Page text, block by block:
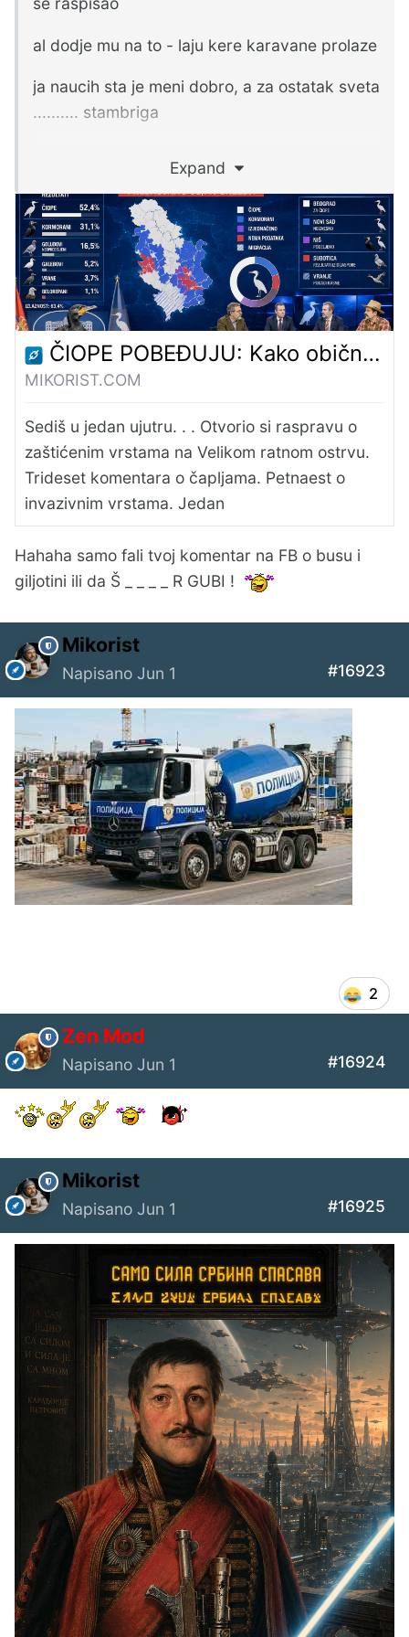
al dodje mu na to - laju kere karavane prolaze
ja naucih sta je meni dobro, a za ostatak sveta
.......... stambriga
nekom koristilo, al brige odavno nemam
Expand
ČIOPE POBEĐUJU: Kako obična objava o pticama postane izborna noć na srpskom internetu – Mikorist
MIKORIST.COM
Sediš u jedan ujutru. . . Otvorio si raspravu o
zaštićenim vrstama na Velikom ratnom ostrvu.
Trideset komentara o čapljama. Petnaest o
invazivnim vrstama. Jedan
Hahaha samo fali tvoj komentar na FB o busu i
giljotini ili da Š _ _ _ _ R GUBI !
Mikorist
Napisano Jun 1 #16923
2
Zen Mod
Napisano Jun 1 #16924
Mikorist
Napisano Jun 1 #16925